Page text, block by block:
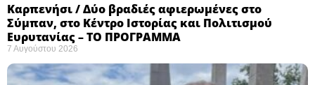
Καρπενήσι / Δύο βραδιές αφιερωμένες στο
Σύμπαν, στο Κέντρο Ιστορίας και Πολιτισμού
Ευρυτανίας – ΤΟ ΠΡΟΓΡΑΜΜΑ
7 Αυγούστου 2026